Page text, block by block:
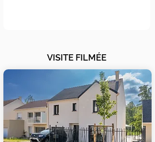
VISITE FILMÉE